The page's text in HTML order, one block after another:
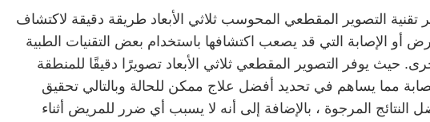
تقنية التصوير المقطعي المحوسب ثلاثي الأبعاد طريقة دقيقة لاكتشاف
أو الإصابة التي قد يصعب اكتشافها باستخدام بعض التقنيات الطبية
حيث يوفر التصوير المقطعي ثلاثي الأبعاد تصويرًا دقيقًا للمنطقة
مما يساهم في تحديد أفضل علاج ممكن للحالة وبالتالي تحقيق
النتائج المرجوة ، بالإضافة إلى أنه لا يسبب أي ضرر للمريض أثناء